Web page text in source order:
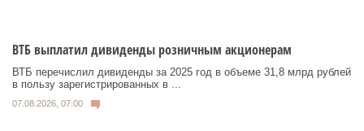
ВТБ выплатил дивиденды розничным акционерам
ВТБ перечислил дивиденды за 2025 год в объеме 31,8 млрд рублей
в пользу зарегистрированных в ...
07.08.2026, 07:00